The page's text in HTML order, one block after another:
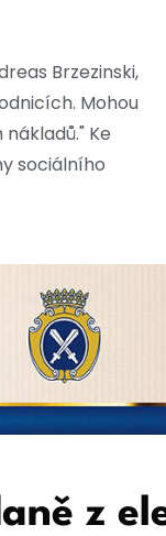
Brzezinski,
Mohou
Ke
sociálního
z